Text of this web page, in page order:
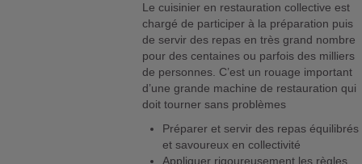
Le cuisinier en restauration collective est
chargé de participer à la préparation puis
de servir des repas en très grand nombre
pour des centaines ou parfois des milliers
de personnes. C’est un rouage important
d’une grande machine de restauration qui
doit tourner sans problèmes
Préparer et servir des repas équilibrés
et savoureux en collectivité
Appliquer rigoureusement les règles